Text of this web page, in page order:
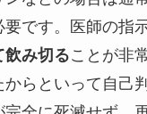
です。医師の指
飲み切ることが非
らといって自己